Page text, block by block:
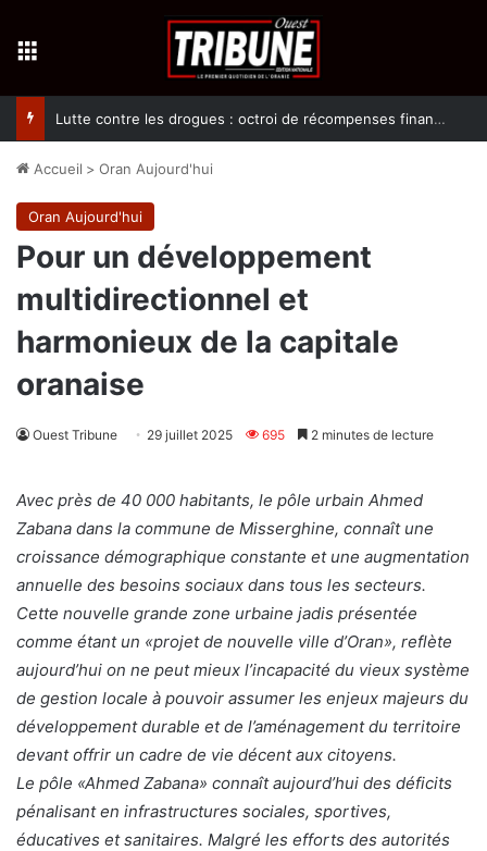
Lutte contre les drogues : octroi de récompenses financières aux dénonciateurs de trafiquants
Accueil > Oran Aujourd'hui
Oran Aujourd'hui
Pour un développement
multidirectionnel et
harmonieux de la capitale
oranaise
Ouest Tribune 29 juillet 2025 695 2 minutes de lecture
Avec près de 40 000 habitants, le pôle urbain Ahmed
Zabana dans la commune de Misserghine, connaît une
croissance démographique constante et une augmentation
annuelle des besoins sociaux dans tous les secteurs.
Cette nouvelle grande zone urbaine jadis présentée
comme étant un «projet de nouvelle ville d’Oran», reflète
aujourd’hui on ne peut mieux l’incapacité du vieux système
de gestion locale à pouvoir assumer les enjeux majeurs du
développement durable et de l’aménagement du territoire
devant offrir un cadre de vie décent aux citoyens.
Le pôle «Ahmed Zabana» connaît aujourd’hui des déficits
pénalisant en infrastructures sociales, sportives,
éducatives et sanitaires. Malgré les efforts des autorités